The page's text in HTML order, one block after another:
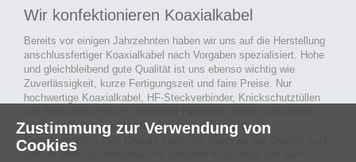
Wir konfektionieren Koaxialkabel
Bereits vor einigen Jahrzehnten haben wir uns auf die Herstellung
anschlussfertiger Koaxialkabel nach Vorgaben spezialisiert. Hohe
und gleichbleibend gute Qualität ist uns ebenso wichtig wie
Zuverlässigkeit, kurze Fertigungszeit und faire Preise. Nur
hochwertige Koaxialkabel, HF-Steckverbinder, Knickschutztüllen
Auch an Werkzeuge und Maschinen, die in unserer
Kabelkonfektion zum Einsatz kommen, legen wir auf Qualität sehr
großen Wert. So entstehen mit unserem Know-How und nach
Zustimmung zur Verwendung von
Cookies